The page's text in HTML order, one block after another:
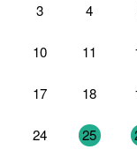
3 4
10 11
17 18
24 25